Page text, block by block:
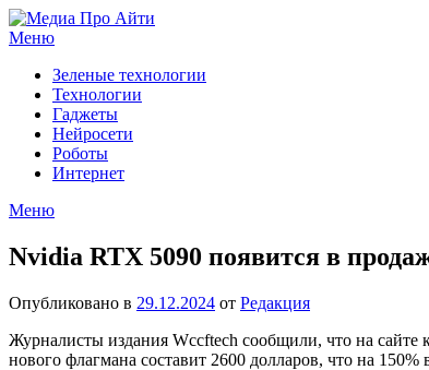
Перейти
к
Меню
Зеленые технологии
Технологии
Гаджеты
Нейросети
Роботы
Интернет
Меню
Nvidia RTX 5090 появится в
Опубликовано в 29.12.2024 от Редакция
Журналисты издания Wccftech сообщили, что на сайте
нового флагмана составит 2600 долларов, что на